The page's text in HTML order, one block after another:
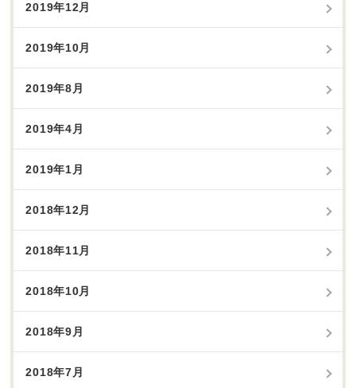
2019年12月
2019年10月
2019年8月
2019年4月
2019年1月
2018年12月
2018年11月
2018年10月
2018年9月
2018年7月